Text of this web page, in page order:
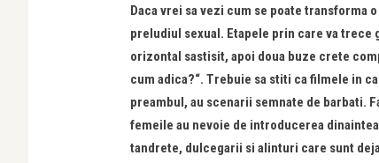
Daca vrei sa vezi cum se poate transforma
preludiul sexual. Etapele prin care va
orizontal sastisit, apoi doua buze crete
cum adica?“. Trebuie sa stiti ca filmele in
preambul, au scenarii semnate de barbati.
femeile au nevoie de introducerea
tandrete, dulcegarii si alinturi care sunt